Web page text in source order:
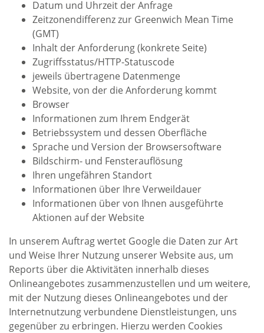
Datum und Uhrzeit der Anfrage
Zeitzonendifferenz zur Greenwich Mean Time
(GMT)
Inhalt der Anforderung (konkrete Seite)
Zugriffsstatus/HTTP-Statuscode
jeweils übertragene Datenmenge
Website, von der die Anforderung kommt
Browser
Informationen zum Ihrem Endgerät
Betriebssystem und dessen Oberfläche
Sprache und Version der Browsersoftware
Bildschirm- und Fensterauflösung
Ihren ungefähren Standort
Informationen über Ihre Verweildauer
Informationen über von Ihnen ausgeführte
Aktionen auf der Website
In unserem Auftrag wertet Google die Daten zur Art
und Weise Ihrer Nutzung unserer Website aus, um
Reports über die Aktivitäten innerhalb dieses
Onlineangebotes zusammenzustellen und um weitere,
mit der Nutzung dieses Onlineangebotes und der
Internetnutzung verbundene Dienstleistungen, uns
gegenüber zu erbringen. Hierzu werden Cookies